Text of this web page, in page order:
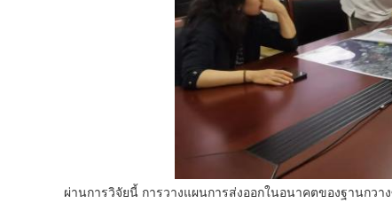
ผ่านการวิจัยนี้ การวางแผนการส่งออกในอนาคตของฐานกวา